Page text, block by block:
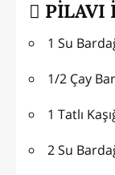
PİLAVI
1/2 Çay